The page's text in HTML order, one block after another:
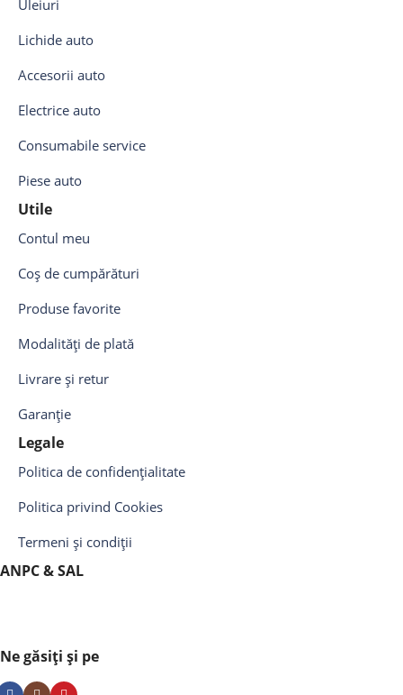
Uleiuri
Lichide auto
Accesorii auto
Electrice auto
Consumabile service
Piese auto
Utile
Contul meu
Coș de cumpărături
Produse favorite
Modalități de plată
Livrare și retur
Garanție
Legale
Politica de confidențialitate
Politica privind Cookies
Termeni și condiții
ANPC & SAL
Ne găsiți și pe